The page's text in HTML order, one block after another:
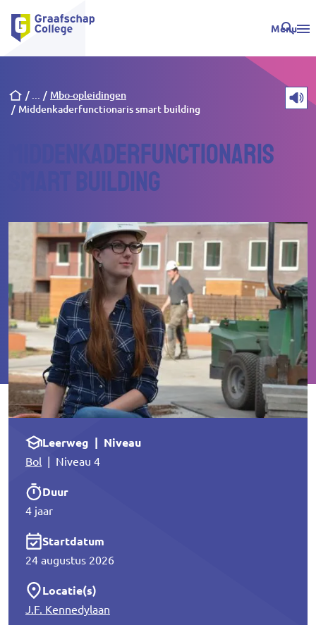
Menu
Kruimelpad
Mbo-opleidingen
Middenkaderfunctionaris smart building
Middenkaderfunctionaris
smart building
Leerweg | Niveau
Bol | Niveau 4
Duur
4 jaar
Startdatum
24 augustus 2026
Locatie(s)
J.F. Kennedylaan